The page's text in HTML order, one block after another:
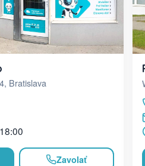
Bratislava
Zavolať